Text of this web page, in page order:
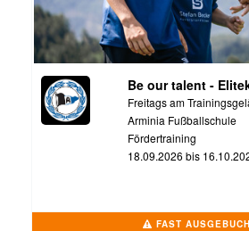
Be our talent -
Freitags am
Arminia Fußballschule
Fördertraining
18.09.2026 bis
FAST